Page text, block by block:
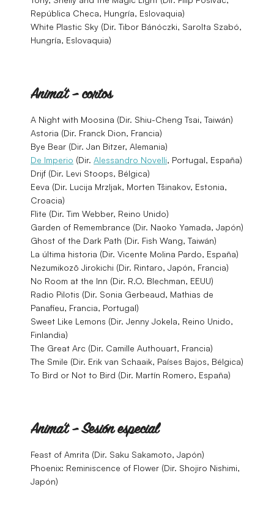
República Checa, Hungría, Eslovaquia)
White Plastic Sky (Dir. Tibor Bánóczki, Sarolta Szabó,
Hungría, Eslovaquia)
Anima’t – cortos
A Night with Moosina (Dir. Shiu-Cheng Tsai, Taiwán)
Astoria (Dir. Franck Dion, Francia)
Bye Bear (Dir. Jan Bitzer, Alemania)
De Imperio (Dir. Alessandro Novelli, Portugal, España)
Drijf (Dir. Levi Stoops, Bélgica)
Eeva (Dir. Lucija Mrzljak, Morten Tšinakov, Estonia,
Croacia)
Flite (Dir. Tim Webber, Reino Unido)
Garden of Remembrance (Dir. Naoko Yamada, Japón)
Ghost of the Dark Path (Dir. Fish Wang, Taiwán)
La última historia (Dir. Vicente Molina Pardo, España)
Nezumikozō Jirokichi (Dir. Rintaro, Japón, Francia)
No Room at the Inn (Dir. R.O. Blechman, EEUU)
Radio Pilotis (Dir. Sonia Gerbeaud, Mathias de
Panafieu, Francia, Portugal)
Sweet Like Lemons (Dir. Jenny Jokela, Reino Unido,
Finlandia)
The Great Arc (Dir. Camille Authouart, Francia)
The Smile (Dir. Erik van Schaaik, Países Bajos, Bélgica)
To Bird or Not to Bird (Dir. Martín Romero, España)
Anima’t – Sesión especial
Feast of Amrita (Dir. Saku Sakamoto, Japón)
Phoenix: Reminiscence of Flower (Dir. Shojiro Nishimi,
Japón)